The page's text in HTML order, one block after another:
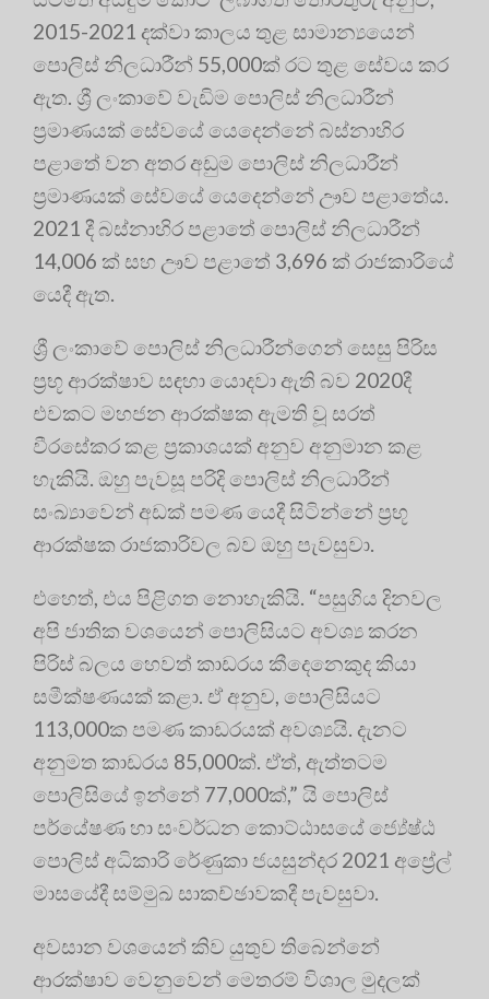
2015-2021 දක්වා කාලය තුළ සාමාන්‍යයෙන්
පොලිස් නිලධාරීන් 55,000ක් රට තුළ සේවය කර
ඇත. ශ්‍රී ලංකාවේ වැඩිම පොලිස් නිලධාරීන්
ප්‍රමාණයක් සේවයේ යෙදෙන්නේ බස්නාහිර
පළාතේ වන අතර අඩුම පොලිස් නිලධාරීන්
ප්‍රමාණයක් සේවයේ යෙදෙන්නේ ඌව පළාතේය.
2021 දී බස්නාහිර පළාතේ පොලිස් නිලධාරීන්
14,006 ක් සහ ඌව පළාතේ 3,696 ක් රාජකාරියේ
යෙදී ඇත.
ශ්‍රී ලංකාවේ පොලිස් නිලධාරීන්ගෙන් සෙසු පිරිස
ප්‍රභූ ආරක්ෂාව සඳහා යොදවා ඇති බව 2020දී
එවකට මහජන ආරක්ෂක ඇමති වූ සරත්
වීරසේකර කළ ප්‍රකාශයක් අනුව අනුමාන කළ
හැකියි. ඔහු පැවසූ පරිදි පොලිස් නිලධාරීන්
සංඛ්‍යාවෙන් අඩක් පමණ යෙදී සිටින්නේ ප්‍රභූ
ආරක්ෂක රාජකාරිවල බව ඔහු පැවසුවා.
එහෙත්, එය පිළිගත නොහැකියි. “පසුගිය දිනවල
අපි ජාතික වශයෙන් පොලිසියට අවශ්‍ය කරන
පිරිස් බලය හෙවත් කාඩරය කීදෙනෙකුද කියා
සමීක්ෂණයක් කළා. ඒ අනුව, පොලිසියට
113,000ක පමණ කාඩරයක් අවශ්‍යයි. දැනට
අනුමත කාඩරය 85,000ක්. ඒත්, ඇත්තටම
පොලිසියේ ඉන්නේ 77,000ක්,” යි පොලිස්
පර්යේෂණ හා සංවර්ධන කොට්ඨාසයේ ජ්‍යේෂ්ඨ
පොලිස් අධිකාරි රේණුකා ජයසුන්දර 2021 අප්‍රේල්
මාසයේදී සම්මුඛ සාකච්ඡාවකදී පැවසුවා.
අවසාන වශයෙන් කිව යුතුව තිබෙන්නේ
ආරක්ෂාව වෙනුවෙන් මෙතරම් විශාල මුදලක්